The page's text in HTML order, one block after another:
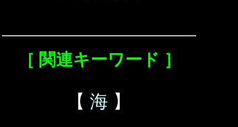
［ 関連キーワード ］
【 海 】